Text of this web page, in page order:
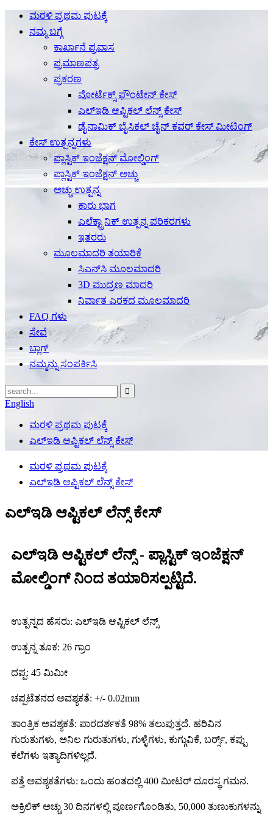
ಮರಳಿ ಪ್ರಥಮ ಪುಟಕ್ಕೆ
ನಮ್ಮ ಬಗ್ಗೆ
ಕಾರ್ಖಾನೆ ಪ್ರವಾಸ
ಪ್ರಮಾಣಪತ್ರ
ಪ್ರಕರಣ
ವೋರ್ಟೆಕ್ಸ್ ಫೌಂಟೇನ್ ಕೇಸ್
ಎಲ್ಇಡಿ ಆಪ್ಟಿಕಲ್ ಲೆನ್ಸ್ ಕೇಸ್
ಡೈನಾಮಿಕ್ ಬೈಸಿಕಲ್ ಚೈನ್ ಕವರ್ ಕೇಸ್ ಮೀಟಿಂಗ್
ಕೇಸ್ ಉತ್ಪನ್ನಗಳು
ಪ್ಲಾಸ್ಟಿಕ್ ಇಂಜೆಕ್ಷನ್ ಮೋಲ್ಡಿಂಗ್
ಪ್ಲಾಸ್ಟಿಕ್ ಇಂಜೆಕ್ಷನ್ ಅಚ್ಚು
ಅಚ್ಚು ಉತ್ಪನ್ನ
ಕಾರು ಭಾಗ
ಎಲೆಕ್ಟ್ರಾನಿಕ್ ಉತ್ಪನ್ನ ಪರಿಕರಗಳು
ಇತರರು
ಮೂಲಮಾದರಿ ತಯಾರಿಕೆ
ಸಿಎನ್‌ಸಿ ಮೂಲಮಾದರಿ
3D ಮುದ್ರಣ ಮಾದರಿ
ನಿರ್ವಾತ ಎರಕದ ಮೂಲಮಾದರಿ
FAQ ಗಳು
ಸೇವೆ
ಬ್ಲಾಗ್
ನಮ್ಮನ್ನು ಸಂಪರ್ಕಿಸಿ
English
ಮರಳಿ ಪ್ರಥಮ ಪುಟಕ್ಕೆ
ಎಲ್ಇಡಿ ಆಪ್ಟಿಕಲ್ ಲೆನ್ಸ್ ಕೇಸ್
ಮರಳಿ ಪ್ರಥಮ ಪುಟಕ್ಕೆ
ಎಲ್ಇಡಿ ಆಪ್ಟಿಕಲ್ ಲೆನ್ಸ್ ಕೇಸ್
ಎಲ್ಇಡಿ ಆಪ್ಟಿಕಲ್ ಲೆನ್ಸ್ ಕೇಸ್
ಎಲ್ಇಡಿ ಆಪ್ಟಿಕಲ್ ಲೆನ್ಸ್ - ಪ್ಲಾಸ್ಟಿಕ್ ಇಂಜೆಕ್ಷನ್
ಮೋಲ್ಡಿಂಗ್ ನಿಂದ ತಯಾರಿಸಲ್ಪಟ್ಟಿದೆ.
ಉತ್ಪನ್ನದ ಹೆಸರು: ಎಲ್ಇಡಿ ಆಪ್ಟಿಕಲ್ ಲೆನ್ಸ್
ಉತ್ಪನ್ನ ತೂಕ: 26 ಗ್ರಾಂ
ದಪ್ಪ: 45 ಮಿಮೀ
ಚಪ್ಪಟೆತನದ ಅವಶ್ಯಕತೆ: +/- 0.02mm
ತಾಂತ್ರಿಕ ಅವಶ್ಯಕತೆ: ಪಾರದರ್ಶಕತೆ 98% ತಲುಪುತ್ತದೆ. ಹರಿವಿನ
ಗುರುತುಗಳು, ಅನಿಲ ಗುರುತುಗಳು, ಗುಳ್ಳೆಗಳು, ಕುಗ್ಗುವಿಕೆ, ಬರ್ರ್ಸ್, ಕಪ್ಪು
ಕಲೆಗಳು ಇತ್ಯಾದಿಗಳಿಲ್ಲದೆ.
ಪತ್ತೆ ಅವಶ್ಯಕತೆಗಳು: ಒಂದು ಹಂತದಲ್ಲಿ 400 ಮೀಟರ್ ದೂರಸ್ಥ ಗಮನ.
ಅಕ್ರಿಲಿಕ್ ಅಚ್ಚು 30 ದಿನಗಳಲ್ಲಿ ಪೂರ್ಣಗೊಂಡಿತು, 50,000 ತುಣುಕುಗಳನ್ನು